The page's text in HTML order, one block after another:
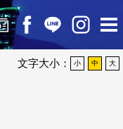
文字大小： 小 中 大